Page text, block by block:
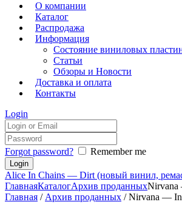
О компании
Каталог
Распродажа
Информация
Состояние виниловых
Статьи
Обзоры и Новости
Доставка и оплата
Контакты
Login
Forgot password? Remember me
Alice In Chains — Dirt (новый винил,
ГлавнаяКаталогАрхив проданныхNirvana
Главная / Архив проданных / Nirvana —